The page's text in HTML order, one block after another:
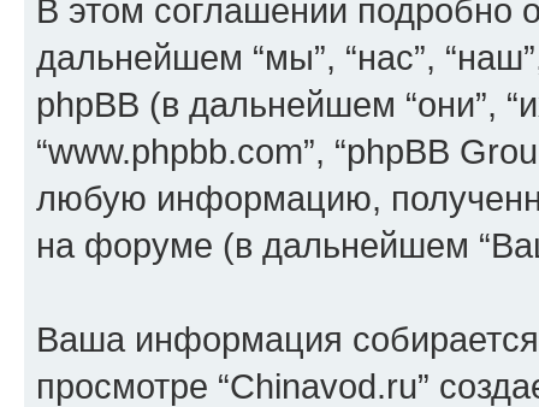
В этом соглашении подробно
дальнейшем “мы”, “нас”,
phpBB (в дальнейшем “они”,
“www.phpbb.com”, “phpBB
любую информацию,
на форуме (в дальнейшем
Ваша информация
просмотре “Chinavod.ru”